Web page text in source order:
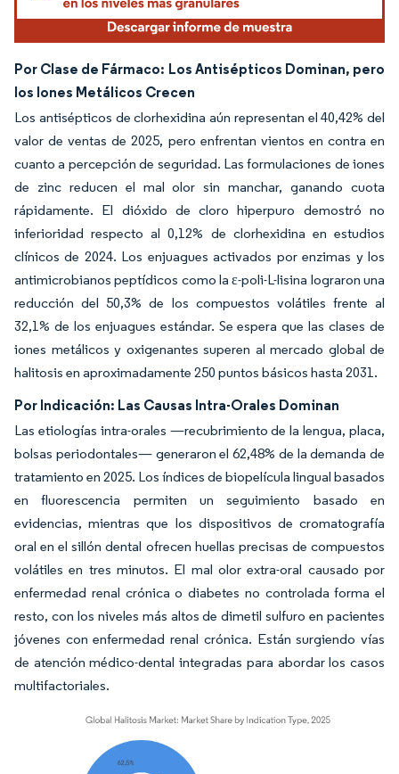
Por Clase de Fármaco: Los Antisépticos Dominan, pero
los Iones Metálicos Crecen
Los antisépticos de clorhexidina aún representan el 40,42% del
valor de ventas de 2025, pero enfrentan vientos en contra en
cuanto a percepción de seguridad. Las formulaciones de iones
de zinc reducen el mal olor sin manchar, ganando cuota
rápidamente. El dióxido de cloro hiperpuro demostró no
inferioridad respecto al 0,12% de clorhexidina en estudios
clínicos de 2024. Los enjuagues activados por enzimas y los
antimicrobianos peptídicos como la ε-poli-L-lisina lograron una
reducción del 50,3% de los compuestos volátiles frente al
32,1% de los enjuagues estándar. Se espera que las clases de
iones metálicos y oxigenantes superen al mercado global de
halitosis en aproximadamente 250 puntos básicos hasta 2031.
Por Indicación: Las Causas Intra-Orales Dominan
Las etiologías intra-orales —recubrimiento de la lengua, placa,
bolsas periodontales— generaron el 62,48% de la demanda de
tratamiento en 2025. Los índices de biopelícula lingual basados
en fluorescencia permiten un seguimiento basado en
evidencias, mientras que los dispositivos de cromatografía
oral en el sillón dental ofrecen huellas precisas de compuestos
volátiles en tres minutos. El mal olor extra-oral causado por
enfermedad renal crónica o diabetes no controlada forma el
resto, con los niveles más altos de dimetil sulfuro en pacientes
jóvenes con enfermedad renal crónica. Están surgiendo vías
de atención médico-dental integradas para abordar los casos
multifactoriales.